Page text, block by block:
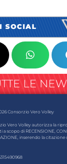
SOCIAL
LE
Consorzio Vero Volley
Vero Volley autorizza la
scopo di RECENSIONE,
inserendo la